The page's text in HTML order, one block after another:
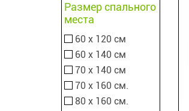
Размер спального
места
60 х 120 см
60 х 140 см
70 х 140 см
70 х 160 см.
80 х 160 см.